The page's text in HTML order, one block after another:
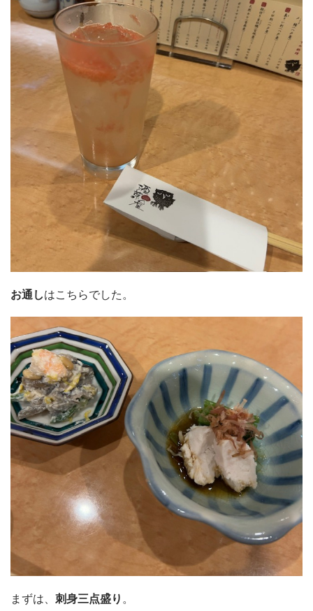
お通しはこちらでした。
まずは、 刺身三点盛り。